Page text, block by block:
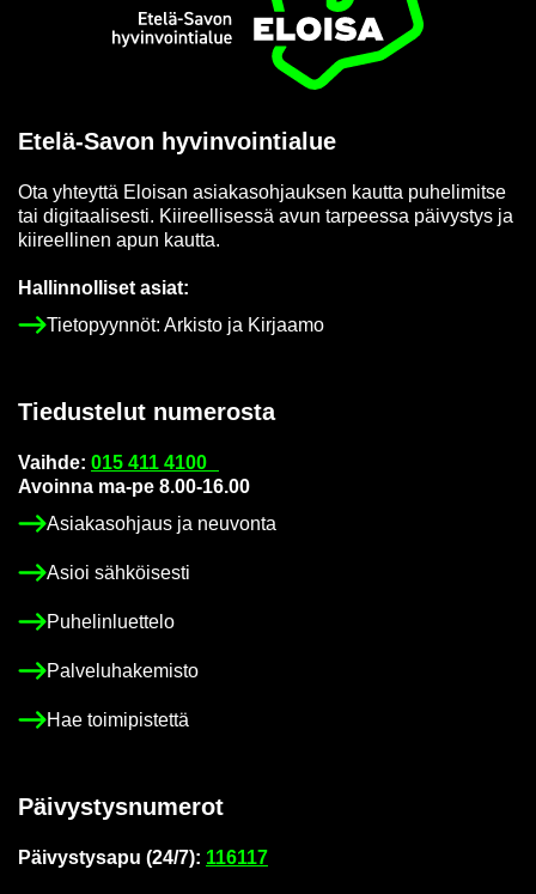
Etusi­vu
Etelä-​Savon hy­vin­voin­tia­lue
Ota yh­teyt­tä Eloi­san asia­kas­oh­jauk­sen kaut­ta pu­he­li­mit­se
tai di­gi­taa­li­ses­ti. Kii­reel­li­ses­sä avun tar­pees­sa päi­vys­tys ja
kii­reel­li­nen apun kaut­ta.
Hal­lin­nol­li­set asiat:
Tie­to­pyyn­nöt: Ar­kis­to ja Kir­jaa­mo
Tie­dus­te­lut nu­me­ros­ta
Vaih­de: 015 411 4100
Avoin­na ma-pe 8.00-16.00
Asia­kas­oh­jaus ja neu­von­ta
Asioi säh­köi­ses­ti
Pu­he­lin­luet­te­lo
Pal­ve­lu­ha­ke­mis­to
Hae toi­mi­pis­tet­tä
Päi­vys­tys­nu­me­rot
Päi­vys­tys­a­pu (24/7): 116117